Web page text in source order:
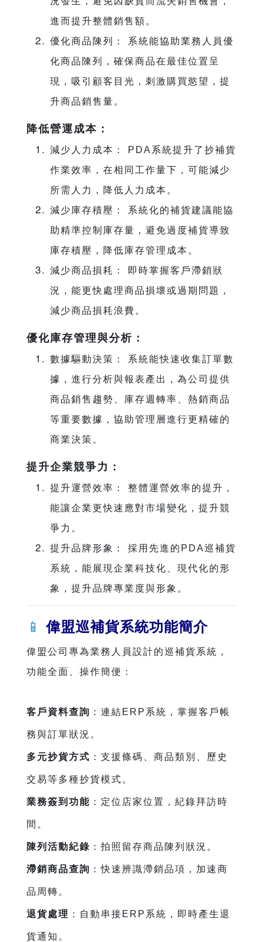
進而提升整體銷售額。
優化商品陳列： 系統能協助業務人員優
化商品陳列，確保商品在最佳位置呈
現，吸引顧客目光，刺激購買慾望，提
升商品銷售量。
降低營運成本：
減少人力成本： PDA系統提升了抄補貨
作業效率，在相同工作量下，可能減少
所需人力，降低人力成本。
減少庫存積壓： 系統化的補貨建議能協
助精準控制庫存量，避免過度補貨導致
庫存積壓，降低庫存管理成本。
減少商品損耗： 即時掌握客戶滯銷狀
況，能更快處理商品損壞或過期問題，
減少商品損耗浪費。
優化庫存管理與分析：
數據驅動決策： 系統能快速收集訂單數
據，進行分析與報表產出，為公司提供
商品銷售趨勢、庫存週轉率、熱銷商品
等重要數據，協助管理層進行更精確的
商業決策。
提升企業競爭力：
提升運營效率： 整體運營效率的提升，
能讓企業更快速應對市場變化，提升競
爭力。
提升品牌形象： 採用先進的PDA巡補貨
系統，能展現企業科技化、現代化的形
象，提升品牌專業度與形象。
📱偉盟巡補貨系統功能簡介
偉盟公司專為業務人員設計的巡補貨系統，
功能全面、操作簡便：
客戶資料查詢 ：連結ERP系統，掌握客戶帳
務與訂單狀況。
多元抄貨方式 ：支援條碼、商品類別、歷史
交易等多種抄貨模式。
業務簽到功能 ：定位店家位置，紀錄拜訪時
間。
陳列活動紀錄 ：拍照留存商品陳列狀況。
滯銷商品查詢 ：快速辨識滯銷品項，加速商
品周轉。
退貨處理 ：自動串接ERP系統，即時產生退
貨通知。